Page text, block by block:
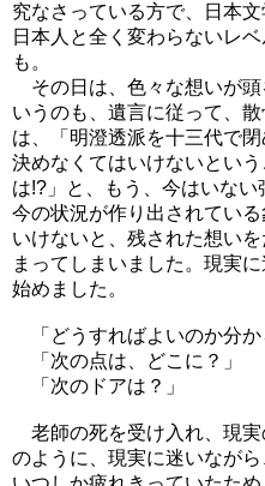
究なさっている方で、日本
日本人と全く変わらないレ
も。
その日は、色々な想いが頭
いうのも、遺言に従って、
は、「明澄透派を十三代で
決めなくてはいけないとい
は!?」と、もう、今はいない
今の状況が作り出されてい
いけないと、残された想い
まってしまいました。現実
始めました。
「どうすればよいのか分か
「次の点は、どこに？」
「次のドアは？」
老師の死を受け入れ、現
のように、現実に迷いなが